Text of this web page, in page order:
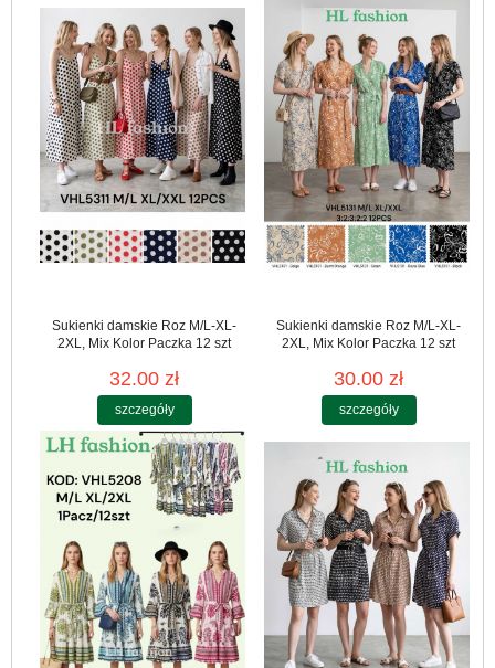
Sukienki damskie Roz M/L-XL-
2XL, Mix Kolor Paczka 12 szt
32.00 zł
szczegóły
Sukienki damskie Roz M/L-XL-
2XL, Mix Kolor Paczka 12 szt
30.00 zł
szczegóły